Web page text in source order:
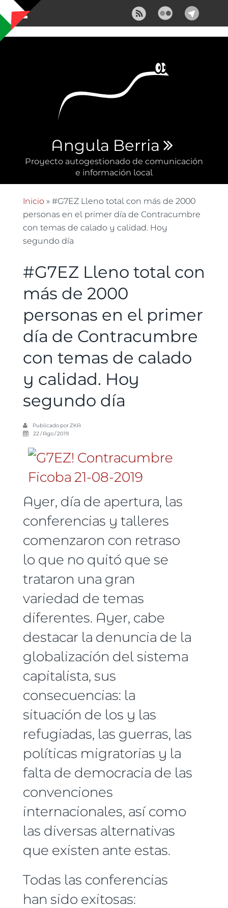
Pasar al contenido principal
Angula Berria
Proyecto autogestionado de comunicación
e información local
Se encuentra usted aquí
Inicio» #G7EZ Lleno total con más de 2000
personas en el primer día de Contracumbre
con temas de calado y calidad. Hoy
segundo día
#G7EZ Lleno total con
más de 2000
personas en el primer
día de Contracumbre
con temas de calado
y calidad. Hoy
segundo día
Publicado porZKA
22 / Ago / 2019
Ayer, día de apertura, las
conferencias y talleres
comenzaron con retraso
lo que no quitó que se
trataron una gran
variedad de temas
diferentes. Ayer, cabe
destacar la denuncia de la
globalización del sistema
capitalista, sus
consecuencias: la
situación de los y las
refugiadas, las guerras, las
políticas migratorias y la
falta de democracia de las
convenciones
internacionales, así como
las diversas alternativas
que existen ante estas.
Todas las conferencias
han sido exitosas: